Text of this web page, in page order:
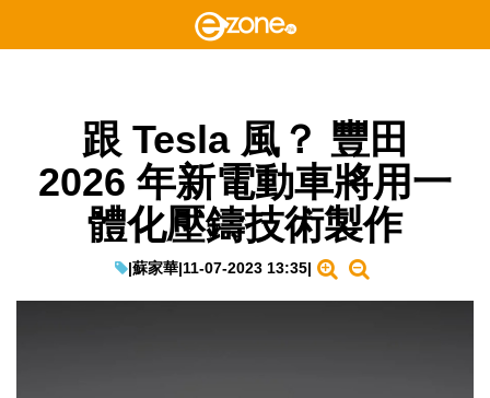
跟 Tesla 風？ 豐田
2026 年新電動車將用一
體化壓鑄技術製作
|蘇家華|11-07-2023 13:35|